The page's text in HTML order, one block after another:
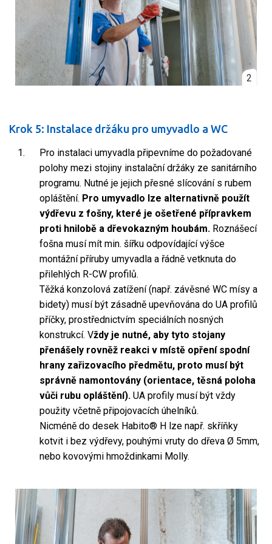
2
Krok 5: Instalace držáku pro umyvadlo a WC
Pro instalaci umyvadla připevníme do požadované
polohy mezi stojiny instalační držáky ze sanitárního
programu. Nutné je jejich přesné slícování s rubem
opláštění. Pro umyvadlo lze alternativně použít
výdřevu z fošny, které je ošetřené přípravkem
proti hnilobě a dřevokazným houbám. Roznášecí
fošna musí mít min. šířku odpovídající výšce
montážní příruby umyvadla a řádně vetknuta do
přilehlých R-CW profilů.
Těžká konzolová zatížení (např. závěsné WC mísy a
bidety) musí být zásadně upevňována do UA profilů
příčky, prostřednictvím speciálních nosných
konstrukcí. Vždy je nutné, aby tyto stojany
přenášely rovněž reakci v místě opření spodní
hrany zařizovacího předmětu, proto musí být
správně namontovány (orientace, těsná poloha
vůči rubu opláštění). UA profily musí být vždy
použity včetně připojovacích úhelníků.
Nicméně do desek Habito® H lze např. skříňky
kotvit i bez výdřevy, pouhými vruty do dřeva Ø 5mm,
nebo kovovými hmoždinkami Molly.